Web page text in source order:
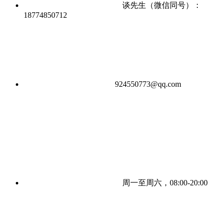
谈先生（微信同号）：
18774850712
924550773@qq.com
周一至周六，08:00-20:00